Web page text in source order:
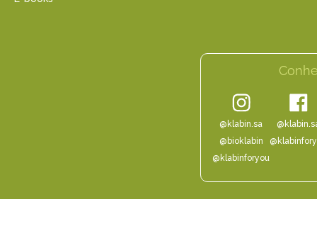
@klabin.sa
@bioklabin
@klabinforyou